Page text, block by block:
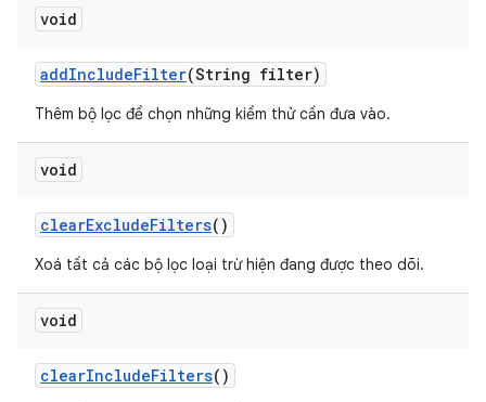
void
addIncludeFilter(String filter)
Thêm bộ lọc để chọn những kiểm thử cần đưa vào.
void
clearExcludeFilters()
Xoá tất cả các bộ lọc loại trừ hiện đang được theo dõi.
void
clearIncludeFilters()